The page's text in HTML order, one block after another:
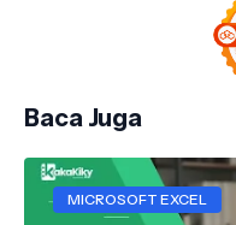
Baca Juga
MICROSOFT EXCEL